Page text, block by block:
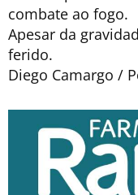
combate ao fogo.
Apesar da
ferido.
Diego Camargo /